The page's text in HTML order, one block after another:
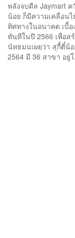
หลังจบดีล Jaymart
น้อย ก็มีความเคลื่อน
ทิศทางในอนาคต เบื้
ทันทีในปี 2566 เพื่อส
นัทธมนเผยว่า สุกี้ตี๋น้
2564 มี 36 สาขา อยู่